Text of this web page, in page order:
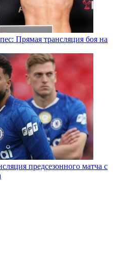
Прямая трансляция боя на
предсезонного матча с